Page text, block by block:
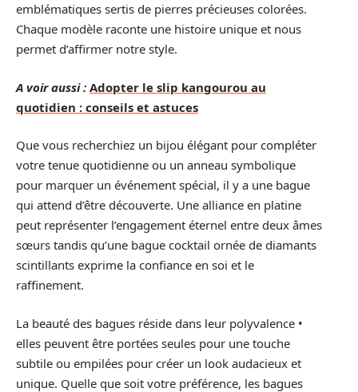
emblématiques sertis de pierres précieuses colorées.
Chaque modèle raconte une histoire unique et nous
permet d’affirmer notre style.
A voir aussi : Adopter le slip kangourou au
quotidien : conseils et astuces
Que vous recherchiez un bijou élégant pour compléter
votre tenue quotidienne ou un anneau symbolique
pour marquer un événement spécial, il y a une bague
qui attend d’être découverte. Une alliance en platine
peut représenter l’engagement éternel entre deux âmes
sœurs tandis qu’une bague cocktail ornée de diamants
scintillants exprime la confiance en soi et le
raffinement.
La beauté des bagues réside dans leur polyvalence •
elles peuvent être portées seules pour une touche
subtile ou empilées pour créer un look audacieux et
unique. Quelle que soit votre préférence, les bagues